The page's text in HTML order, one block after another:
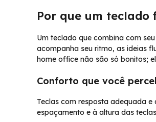
Por que um
Um teclado que combina com
acompanha seu ritmo, as ideias
home office não são só bonitos;
Conforto que você
Teclas com resposta adequada
espaçamento e à altura das